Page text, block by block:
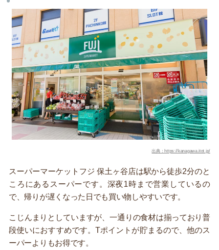
出典：https://kanagawa.itot.jp/
スーパーマーケットフジ 保土ヶ谷店は駅から徒歩2分のと
ころにあるスーパーです。深夜1時まで営業しているの
で、帰りが遅くなった日でも買い物しやすいです。
こじんまりとしていますが、一通りの食材は揃っており普
段使いにおすすめです。Tポイントが貯まるので、他のス
ーパーよりもお得です。